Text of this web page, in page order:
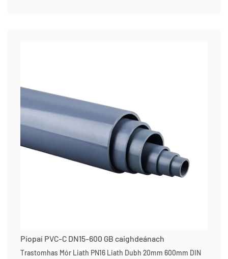
Píopaí PVC-C DN15-600 GB caighdeánach
Trastomhas Mór Liath PN16 Liath Dubh 20mm 600mm DIN